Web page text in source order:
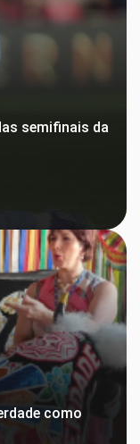
semifinais da
como